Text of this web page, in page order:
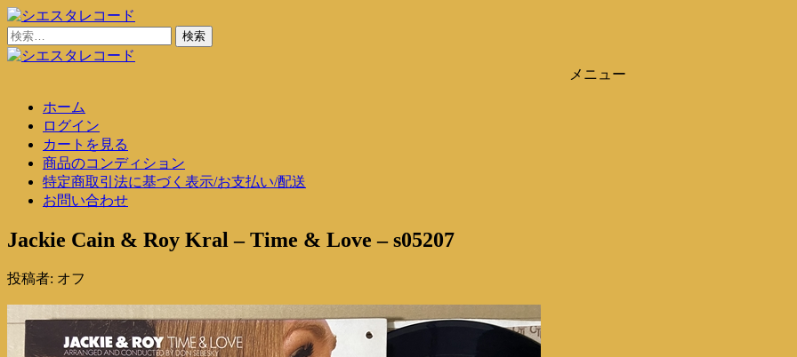
コ
ン
テ
シエスタレコード
中古レコード通販
検
索:
メニュー
ホーム
ログイン
カートを見る
商品のコンディション
特定商取引法に基づく表示/お支払い/配送
お問い合わせ
Jackie Cain & Roy Kral – Time & Love – s05207
投稿者: オフ